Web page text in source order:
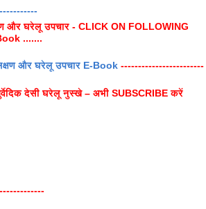
और घरेलू उपचार - CLICK ON FOLLOWING
.......
------------------------
देसी घरेलू नुस्खे – अभी SUBSCRIBE करें